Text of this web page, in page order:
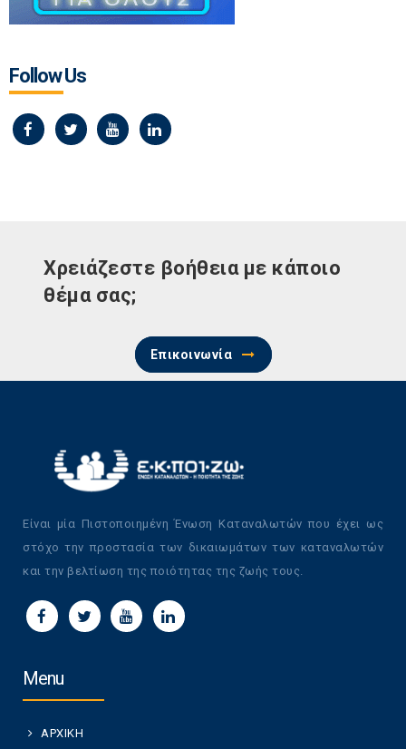
Follow Us
Χρειάζεστε βοήθεια με κάποιο
θέμα σας;
Επικοινωνία
Είναι μία Πιστοποιημένη Ένωση Καταναλωτών που έχει ως
στόχο την προστασία των δικαιωμάτων των καταναλωτών
και την βελτίωση της ποιότητας της ζωής τους.
Menu
ΑΡΧΙΚΗ